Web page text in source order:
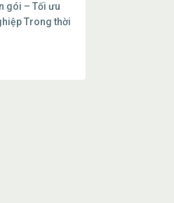
gói – Tối ưu
Trong thời